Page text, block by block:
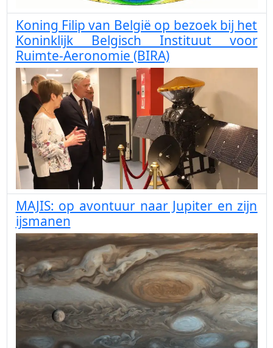
Koning Filip van België op bezoek bij het
Koninklijk Belgisch Instituut voor
Ruimte-Aeronomie (BIRA)
MAJIS: op avontuur naar Jupiter en zijn
ijsmanen